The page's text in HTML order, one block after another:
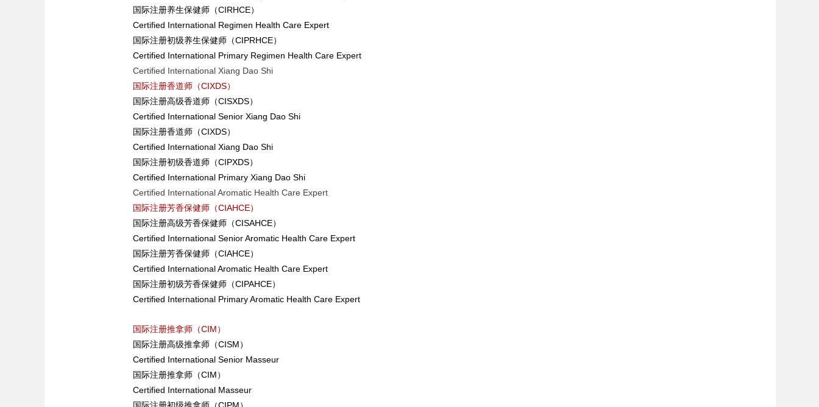
国际注册养生保健师（CIRHCE）
Certified International Regimen Health Care Expert
国际注册初级养生保健师（CIPRHCE）
Certified International Primary Regimen Health Care Expert
Certified International Xiang Dao Shi
国际注册香道师（CIXDS）
国际注册高级香道师（CISXDS）
Certified International Senior Xiang Dao Shi
国际注册香道师（CIXDS）
Certified International Xiang Dao Shi
国际注册初级香道师（CIPXDS）
Certified International Primary Xiang Dao Shi
Certified International Aromatic Health Care Expert
国际注册芳香保健师（CIAHCE）
国际注册高级芳香保健师（CISAHCE）
Certified International Senior Aromatic Health Care Expert
国际注册芳香保健师（CIAHCE）
Certified International Aromatic Health Care Expert
国际注册初级芳香保健师（CIPAHCE）
Certified International Primary Aromatic Health Care Expert
国际注册推拿师（CIM）
国际注册高级推拿师（CISM）
Certified International Senior Masseur
国际注册推拿师（CIM）
Certified International Masseur